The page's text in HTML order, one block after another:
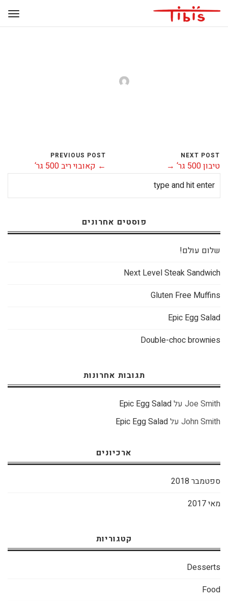
PREVIOUS POST
← קאובוי ריב 500 גר‘
NEXT POST
טיבון 500 גר‘ →
פוסטים אחרונים
שלום עולם!
Next Level Steak Sandwich
Gluten Free Muffins
Epic Egg Salad
Double-choc brownies
תגובות אחרונות
Joe Smith עלEpic Egg Salad
John Smith עלEpic Egg Salad
ארכיונים
ספטמבר 2018
מאי 2017
קטגוריות
Desserts
Food